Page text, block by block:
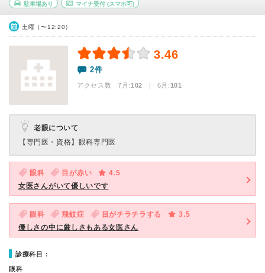
駐車場あり マイナ受付(スマホ可)
土曜（〜12:20）
3.46
2件
アクセス数 7月:102 | 6月:101
老眼について
【専門医・資格】 眼科専門医
眼科 目が赤い
4.5
女医さんがいて優しいです
眼科 飛蚊症 目がチラチラする
3.5
優しさの中に厳しさもある女医さん
診療科目：
眼科